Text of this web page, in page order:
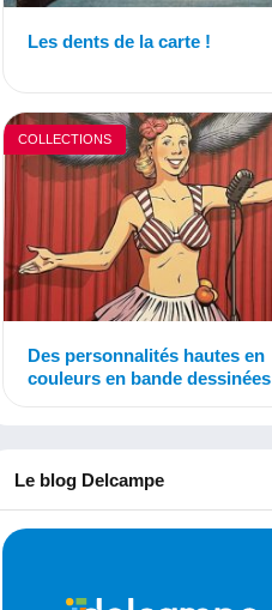
Les dents de la carte !
COLLECTIONS
Des personnalités hautes en
couleurs en bande dessinées
Le blog Delcampe